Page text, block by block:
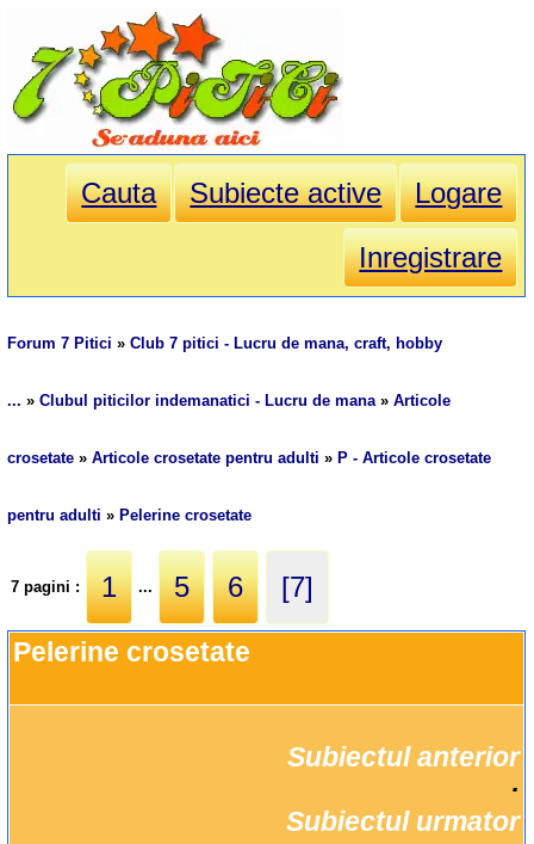
Cauta Subiecte active
Logare
Inregistrare
Forum 7 Pitici »Club 7 pitici - Lucru de mana, craft, hobby
... »Clubul piticilor indemanatici - Lucru de mana»Articole
crosetate »Articole crosetate pentru adulti » P - Articole crosetate
pentru adulti » Pelerine crosetate
7 pagini : 1 ... 5 6 [7]
Pelerine crosetate
Subiectul anterior
Subiectul urmator